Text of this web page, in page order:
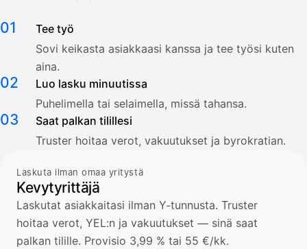
01
Tee työ
Sovi keikasta asiakkaasi kanssa ja tee työsi kuten
aina.
02
Luo lasku minuutissa
Puhelimella tai selaimella, missä tahansa.
03
Saat palkan tilillesi
Truster hoitaa verot, vakuutukset ja byrokratian.
Laskuta ilman omaa yritystä
Kevytyrittäjä
Laskutat asiakkaitasi ilman Y-tunnusta. Truster
hoitaa verot, YEL:n ja vakuutukset — sinä saat
palkan tilille. Provisio 3,99 % tai 55 €/kk.